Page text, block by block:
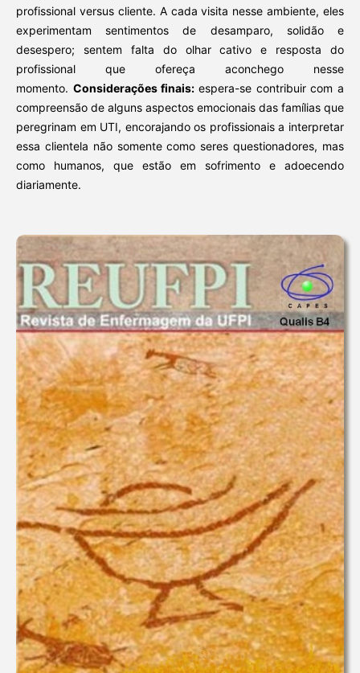
profissional versus cliente. A cada visita nesse ambiente, eles
experimentam sentimentos de desamparo, solidão e
desespero; sentem falta do olhar cativo e resposta do
profissional que ofereça aconchego nesse
momento. Considerações finais:espera-se contribuir com a
compreensão de alguns aspectos emocionais das famílias que
peregrinam em UTI, encorajando os profissionais a interpretar
essa clientela não somente como seres questionadores, mas
como humanos, que estão em sofrimento e adoecendo
diariamente.